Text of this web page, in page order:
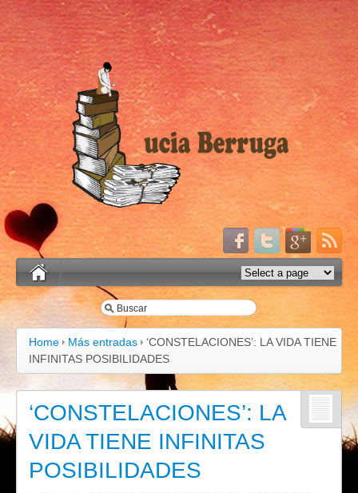
Home Más entradas
‘CONSTELACIONES’: LA VIDA TIENE
INFINITAS POSIBILIDADES
‘CONSTELACIONES’: LA
VIDA TIENE INFINITAS
POSIBILIDADES